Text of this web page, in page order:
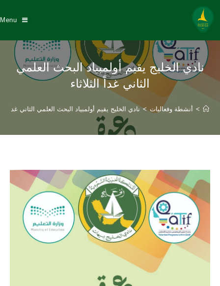
Menu
نادي الخليج يقيم أولمبياد البحث العلمي
الثاني غداً الثلاثاء
> أنشطة وفعاليات > نادي الخليج يقيم أولمبياد البحث العلمي الثاني غداً